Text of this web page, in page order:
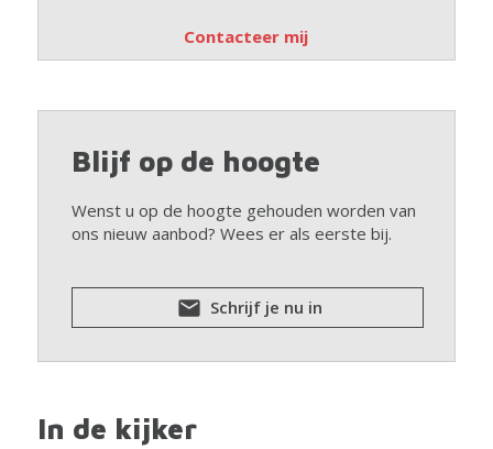
Contacteer mij
Blijf op de hoogte
Wenst u op de hoogte gehouden worden van
ons nieuw aanbod? Wees er als eerste bij.
Schrijf je nu in
In de kijker